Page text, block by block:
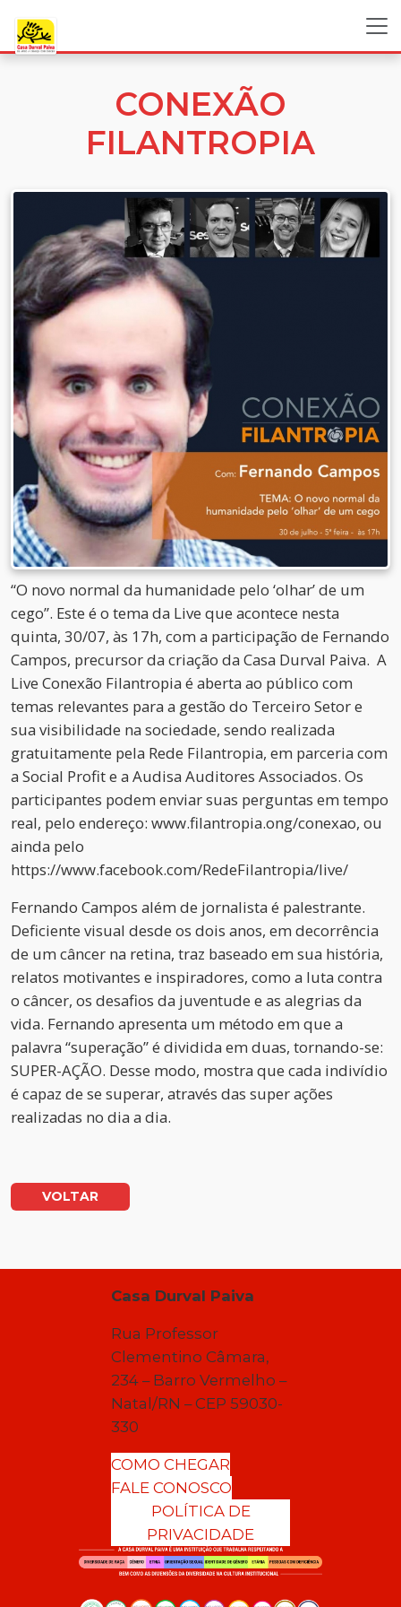
CONEXÃO
FILANTROPIA
“O novo normal da humanidade pelo ‘olhar’ de um
cego”. Este é o tema da Live que acontece nesta
quinta, 30/07, às 17h, com a participação de Fernando
Campos, precursor da criação da Casa Durval Paiva. A
Live Conexão Filantropia é aberta ao público com
temas relevantes para a gestão do Terceiro Setor e
sua visibilidade na sociedade, sendo realizada
gratuitamente pela Rede Filantropia, em parceria com
a Social Profit e a Audisa Auditores Associados. Os
participantes podem enviar suas perguntas em tempo
real, pelo endereço: www.filantropia.ong/conexao, ou
ainda pelo
https://www.facebook.com/RedeFilantropia/live/
Fernando Campos além de jornalista é palestrante.
Deficiente visual desde os dois anos, em decorrência
de um câncer na retina, traz baseado em sua história,
relatos motivantes e inspiradores, como a luta contra
o câncer, os desafios da juventude e as alegrias da
vida. Fernando apresenta um método em que a
palavra “superação” é dividida em duas, tornando-se:
SUPER-AÇÃO. Desse modo, mostra que cada indivídio
é capaz de se superar, através das super ações
realizadas no dia a dia.
VOLTAR
Casa Durval Paiva
Rua Professor
Clementino Câmara,
234 – Barro Vermelho –
Natal/RN – CEP 59030-
330
COMO CHEGAR
FALE CONOSCO
POLÍTICA DE
PRIVACIDADE